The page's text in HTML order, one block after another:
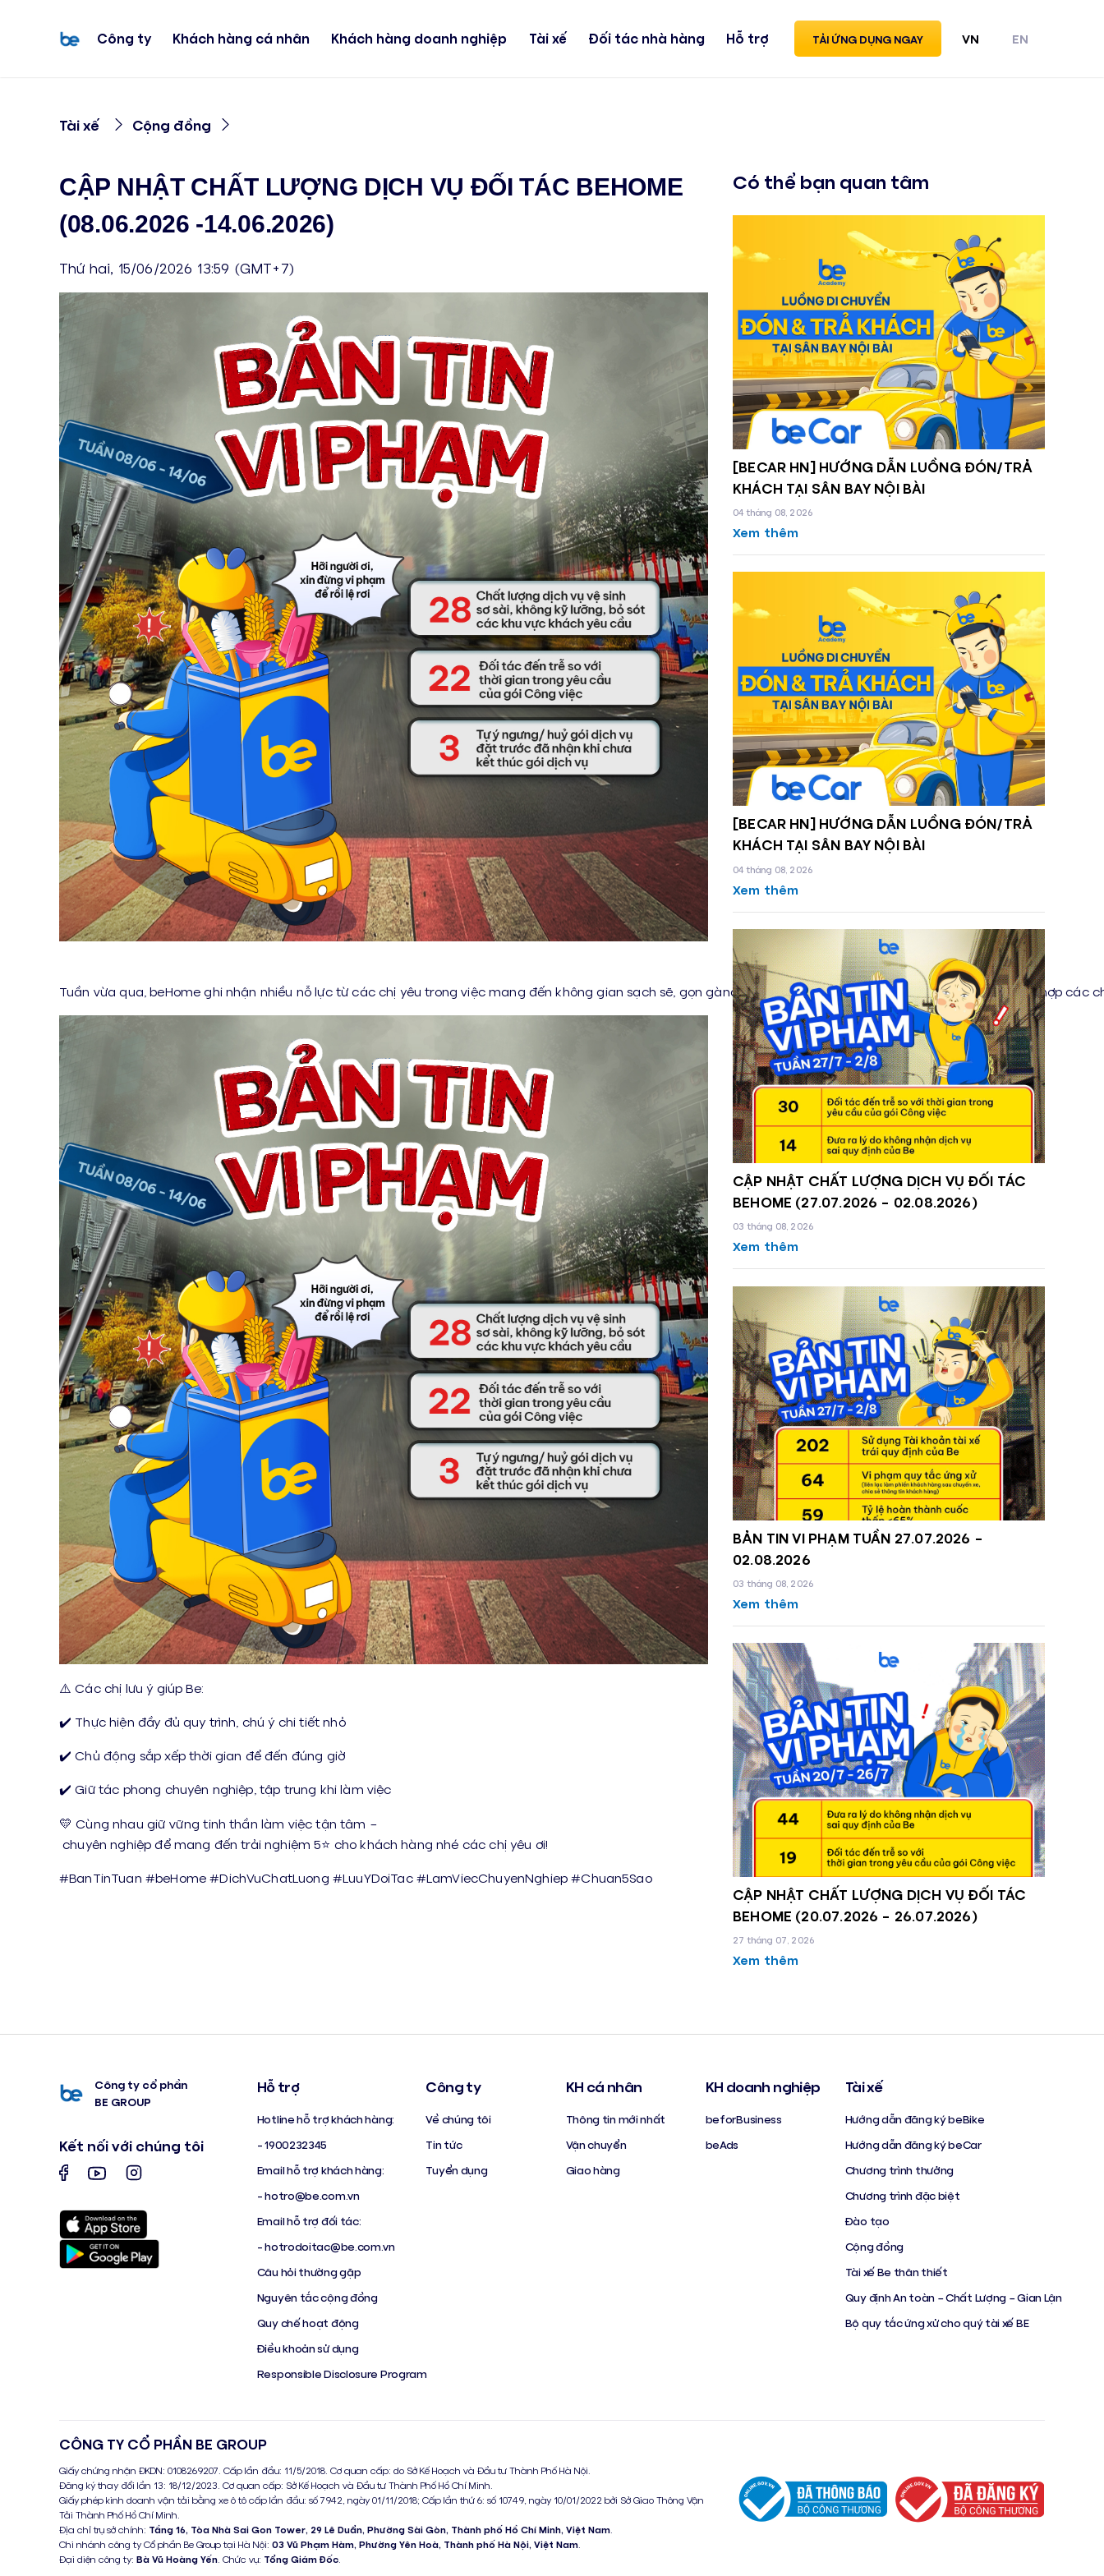
Công ty Khách hàng cá nhân Khách hàng doanh nghiệp Tài xế Đối tác nhà hàng Hỗ trợ TẢI ỨNG DỤNG NGAY VN EN
Tài xế Cộng đồng
CẬP NHẬT CHẤT LƯỢNG DỊCH VỤ ĐỐI TÁC BEHOME
(08.06.2026 -14.06.2026)
Thứ hai, 15/06/2026 13:59 (GMT+7)
Tuần vừa qua, beHome ghi nhận nhiều nỗ lực từ các chị yêu trong việc mang đến không gian sạch sẽ, gọn gàng cho khách hàng. Tuy nhiên vẫn còn nhiều trường hợp
⚠️ Các chị lưu ý giúp Be:
✔️ Thực hiện đầy đủ quy trình, chú ý chi tiết nhỏ
✔️ Chủ động sắp xếp thời gian để đến đúng giờ
✔️ Giữ tác phong chuyên nghiệp, tập trung khi làm việc
💛 Cùng nhau giữ vững tinh thần làm việc tận tâm –
chuyên nghiệp để mang đến trải nghiệm 5⭐ cho khách hàng nhé các chị yêu ơi!
#BanTinTuan #beHome #DichVuChatLuong #LuuYDoiTac #LamViecChuyenNghiep #Chuan5Sao
Có thể bạn quan tâm
[BECAR HN] HƯỚNG DẪN LUỒNG ĐÓN/TRẢ
KHÁCH TẠI SÂN BAY NỘI BÀI
04 tháng 08, 2026
Xem thêm
[BECAR HN] HƯỚNG DẪN LUỒNG ĐÓN/TRẢ
KHÁCH TẠI SÂN BAY NỘI BÀI
04 tháng 08, 2026
Xem thêm
CẬP NHẬT CHẤT LƯỢNG DỊCH VỤ ĐỐI TÁC
BEHOME (27.07.2026 - 02.08.2026)
03 tháng 08, 2026
Xem thêm
BẢN TIN VI PHẠM TUẦN 27.07.2026 -
02.08.2026
03 tháng 08, 2026
Xem thêm
CẬP NHẬT CHẤT LƯỢNG DỊCH VỤ ĐỐI TÁC
BEHOME (20.07.2026 - 26.07.2026)
27 tháng 07, 2026
Xem thêm
Công ty cổ phần
BE GROUP
Kết nối với chúng tôi
Hỗ trợ
Hotline hỗ trợ khách hàng:
- 1900232345
Email hỗ trợ khách hàng:
-hotro@be.com.vn
Email hỗ trợ đối tác:
-hotrodoitac@be.com.vn
Câu hỏi thường gặp
Nguyên tắc cộng đồng
Quy chế hoạt động
Điều khoản sử dụng
Responsible Disclosure Program
Công ty
Về chúng tôi
Tin tức
Tuyển dụng
KH cá nhân
Thông tin mới nhất
Vận chuyển
Giao hàng
KH doanh nghiệp
beforBusiness
beAds
Tài xế
Hướng dẫn đăng ký beBike
Hướng dẫn đăng ký beCar
Chương trình thưởng
Chương trình đặc biệt
Đào tạo
Cộng đồng
Tài xế Be thân thiết
Quy định An toàn – Chất Lượng – Gian Lận
Bộ quy tắc ứng xử cho quý tài xế BE
CÔNG TY CỔ PHẦN BE GROUP
Giấy chứng nhận ĐKDN: 0108269207. Cấp lần đầu: 11/5/2018. Cơ quan cấp: do Sở Kế Hoạch và Đầu tư Thành Phố Hà Nội.
Đăng ký thay đổi lần 13: 18/12/2023. Cơ quan cấp: Sở Kế Hoạch và Đầu tư Thành Phố Hồ Chí Minh.
Giấy phép kinh doanh vận tải bằng xe ô tô cấp lần đầu: số 7942, ngày 01/11/2018; Cấp lần thứ 6: số 10749, ngày 10/01/2022 bởi Sở Giao Thông Vận
Tải Thành Phố Hồ Chí Minh.
Địa chỉ trụ sở chính: Tầng 16, Tòa Nhà Sai Gon Tower, 29 Lê Duẩn, Phường Sài Gòn, Thành phố Hồ Chí Minh, Việt Nam
Chi nhánh công ty Cổ phần Be Group tại Hà Nội: 03 Vũ Phạm Hàm, Phường Yên Hoà, Thành phố Hà Nội, Việt Nam
Đại diện công ty: Bà Vũ Hoàng Yến . Chức vụ: Tổng Giám Đốc